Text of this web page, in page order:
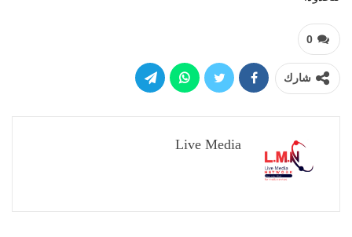
0
شارك
Live Media